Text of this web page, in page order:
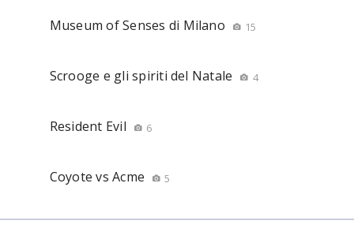
Museum of Senses di Milano 15
Scrooge e gli spiriti del Natale 4
Resident Evil 6
Coyote vs Acme 5